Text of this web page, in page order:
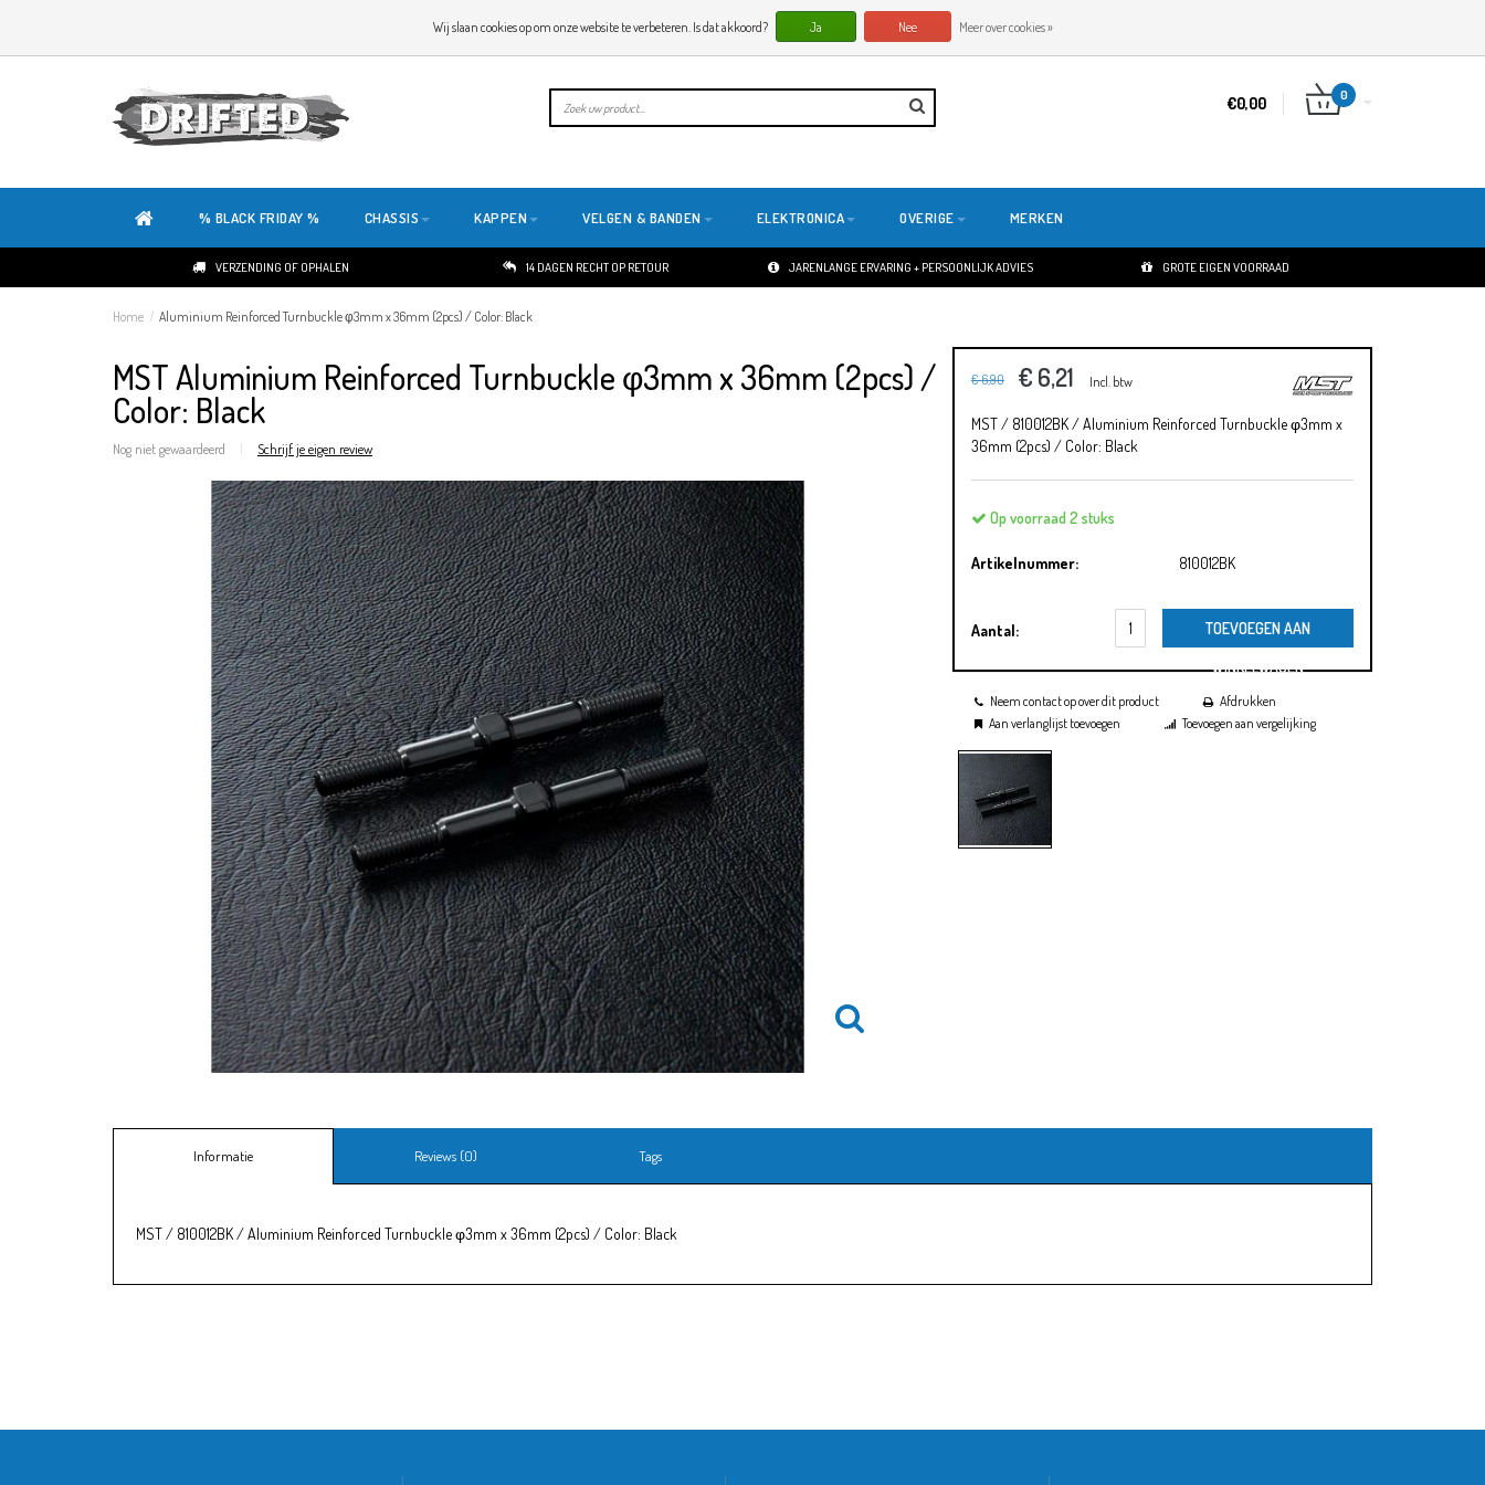
ONZE SITE IS HELEMAAL NIEUW. HEB JE TIPS OF FEEDBACK, KLIK HIER
€0,00 0
% BLACK FRIDAY % CHASSIS KAPPEN VELGEN & BANDEN ELEKTRONICA OVERIGE MERKEN
VERZENDING OF OPHALEN 14 DAGEN RECHT OP RETOUR JARENLANGE ERVARING + PERSOONLIJK ADVIES GROTE EIGEN VOORRAAD
Home / Aluminium Reinforced Turnbuckle φ3mm x 36mm (2pcs) / Color: Black
MST Aluminium Reinforced Turnbuckle φ3mm x 36mm (2pcs) /
Color: Black
Nog niet gewaardeerd | Schrijf je eigen review
€ 6,90 € 6,21 Incl. btw
MST / 810012BK / Aluminium Reinforced Turnbuckle φ3mm x
36mm (2pcs) / Color: Black
Op voorraad 2 stuks
Artikelnummer: 810012BK
Aantal: TOEVOEGEN AAN
WINKELWAGEN
Neem contact op over dit product
Afdrukken
Aan verlanglijst toevoegen
Toevoegen aan vergelijking
Informatie Reviews (0) Tags
MST / 810012BK / Aluminium Reinforced Turnbuckle φ3mm x 36mm (2pcs) / Color: Black
Wij slaan cookies op om onze website te verbeteren. Is dat akkoord? Ja Nee Meer over cookies »